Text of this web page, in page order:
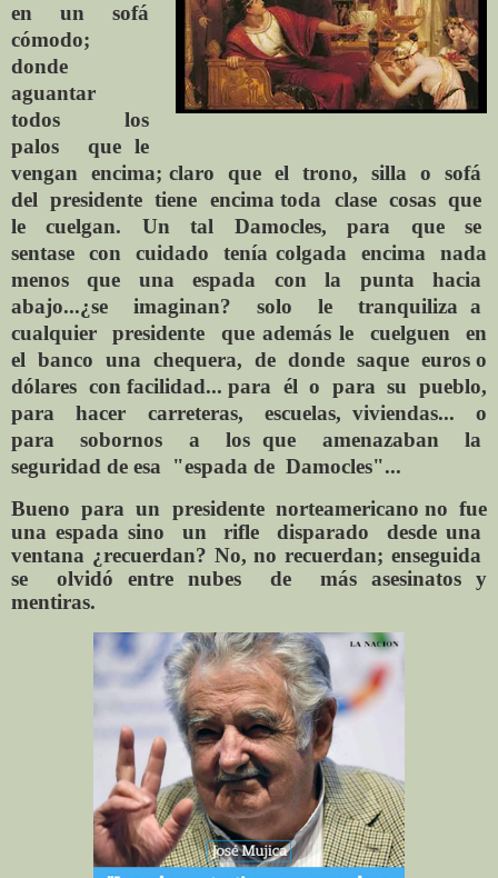
en un sofá
cómodo;
donde
aguantar
todos los
palos que le
vengan encima; claro que el trono, silla o sofá
del presidente tiene encima toda clase cosas que
le cuelgan. Un tal Damocles, para que se
sentase con cuidado tenía colgada encima nada
menos que una espada con la punta hacia
abajo...¿se imaginan? solo le tranquiliza a
cualquier presidente que además le cuelguen en
el banco una chequera, de donde saque euros o
dólares con facilidad... para él o para su pueblo,
para hacer carreteras, escuelas, viviendas... o
para sobornos a los que amenazaban la
seguridad de esa "espada de Damocles"...
Bueno para un presidente norteamericano no fue
una espada sino
un rifle disparado
desde una
ventana ¿recuerdan? No, no recuerdan; enseguida
se
olvidó entre nubes de
más asesinatos y
mentiras.